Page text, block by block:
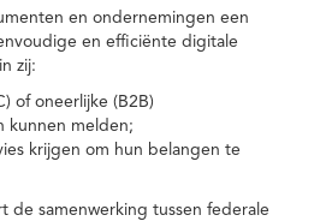
en ondernemingen een
en efficiënte digitale
zij:
of oneerlijke (B2B)
kunnen melden;
krijgen om hun belangen te
de samenwerking tussen federale